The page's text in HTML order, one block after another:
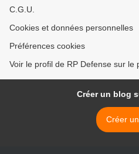
C.G.U.
Cookies et données personnelles
Préférences cookies
Voir le profil de RP Defense sur le
Créer un blog
Créer